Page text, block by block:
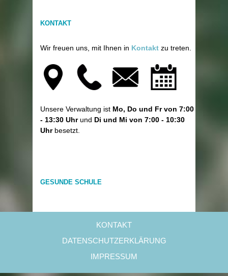
KONTAKT
Wir freuen uns, mit Ihnen in Kontakt zu treten.
Unsere Verwaltung ist Mo, Do und Fr von 7:00
- 13:30 Uhrund Di und Mi von 7:00 - 10:30
Uhrbesetzt.
GESUNDE SCHULE
KONTAKT
DATENSCHUTZERKLÄRUNG
IMPRESSUM